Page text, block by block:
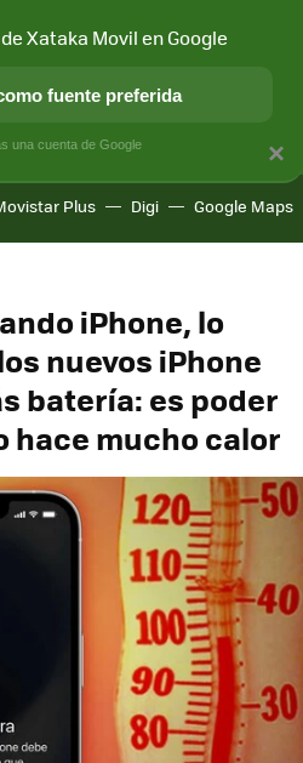
APLICACIONES
Plus Digi Google Maps
iPhone, lo
nuevos iPhone
batería: es poder
hace mucho calor
×
Xataka Movil en Google
fuente preferida
una cuenta de Google